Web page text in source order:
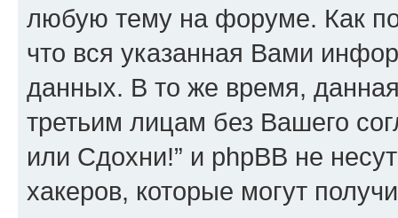
любую тему на форуме. Как
что вся указанная Вами
данных. В то же время,
третьим лицам без Вашего
или Сдохни!” и phpBB не
хакеров, которые могут